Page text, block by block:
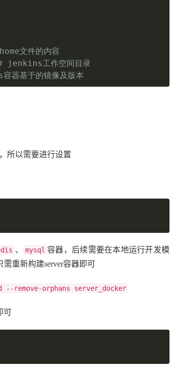
文件的内容
jenkins工作空间目录
器基于的镜像及版本
所以需要进行设置
、 mysql 容器，后续需要在本地运行开发模
重新构建server容器即可
remove-orphans server_docker
可